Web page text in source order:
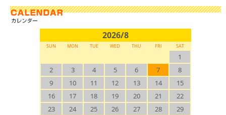
2026/8
SUN MON TUE WED THU FRI SAT
1
2
3 4 5 6 7
8
9
10 11 12 13 14
15
16
17 18 19 20 21
22
23
24 25 26 27 28
29